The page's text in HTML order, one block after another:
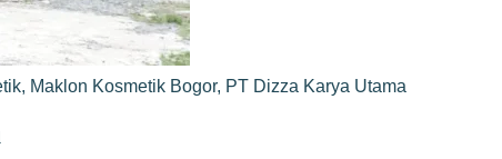
, Maklon Kosmetik Bogor, PT Dizza Karya Utama